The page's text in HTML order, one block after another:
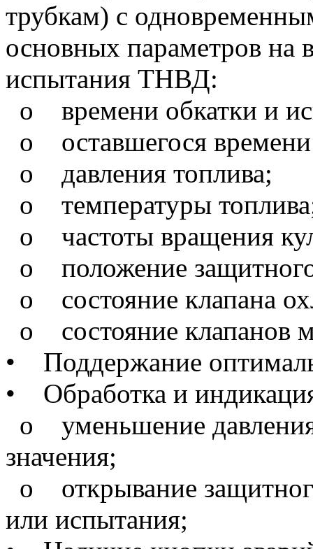
трубкам) с
основных параметров на
испытания ТНВД:
o времени обкатки и
o оставшегося
o давления топлива;
o температуры
o частоты вращения
o положение
o состояние клапана
o состояние клапанов
• Поддержание
• Обработка и
o уменьшение
значения;
o открывание
или испытания;